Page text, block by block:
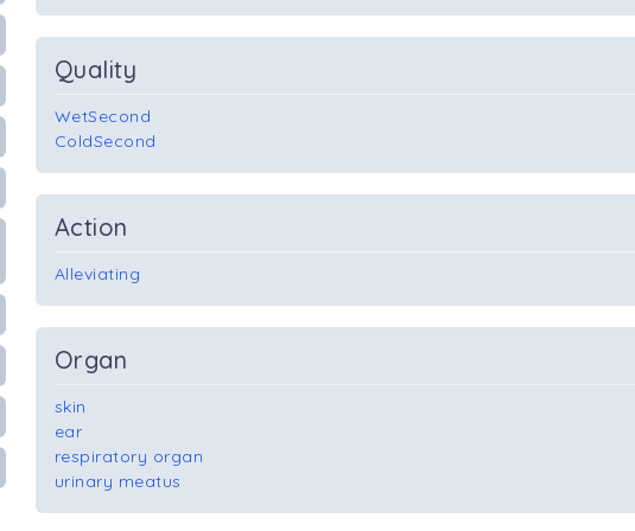
Quality
WetSecond
ColdSecond
Action
Alleviating
Organ
skin
ear
respiratory organ
urinary meatus